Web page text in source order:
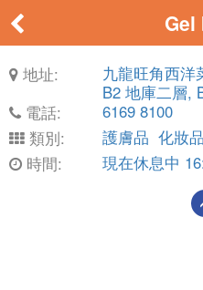
Gel
地址:
九龍旺角西洋
B2 地庫二層,
電話:
6169 8100
類別:
護膚品 化妝品
時間:
現在休息中